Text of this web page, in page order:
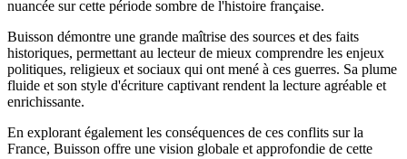
nuancée sur cette période sombre de l'histoire française.
Buisson démontre une grande maîtrise des sources et des faits
historiques, permettant au lecteur de mieux comprendre les enjeux
politiques, religieux et sociaux qui ont mené à ces guerres. Sa plume
fluide et son style d'écriture captivant rendent la lecture agréable et
enrichissante.
En explorant également les conséquences de ces conflits sur la
France, Buisson offre une vision globale et approfondie de cette